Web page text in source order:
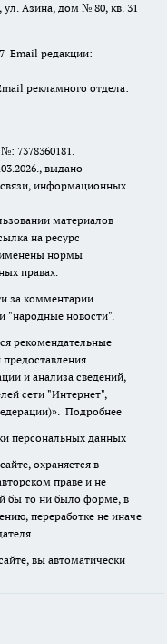
ул. Азина, дом № 80, кв. 31
Email редакции:
рекламного отдела:
7378360181.
выдано
информационных
материалов
на ресурс
нормы
правах.
за комментарии
"народные новости".
рекомендательные
и анализа сведений,
сети "Интернет",
Подробнее
персональных данных
охраняется в
праве и не
бы то ни было форме, в
переработке не иначе
вы автоматически